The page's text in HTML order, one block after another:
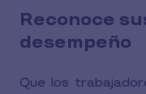
Reconoce
desempeño
Que los